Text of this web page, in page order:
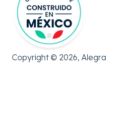
Copyright © 2026, Alegra